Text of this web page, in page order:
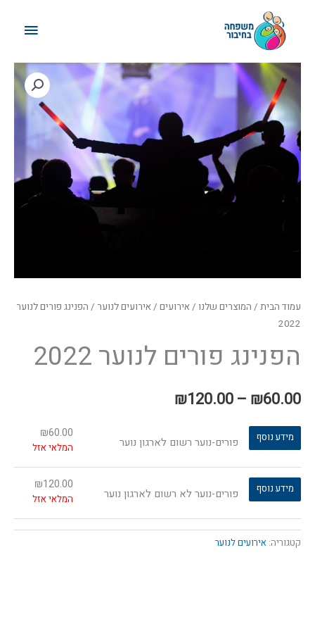
עמוד הבית / המוצרים שלנו /אירועים /אירועים לנוער / הפנינג פורים לנוער
2022
הפנינג פורים לנוער 2022
₪60.00
–
₪120.00
טווח
מחירים:
מידע נוסף פורים-נוער רשום לארגון נוער
₪60.00
המלאי אזל
מידע נוסף פורים-נוער לא רשום לארגון נוער
₪120.00
המלאי אזל
קטגוריה: אירועים לנוער